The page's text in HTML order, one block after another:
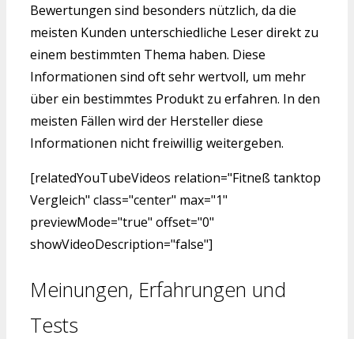
Bewertungen sind besonders nützlich, da die
meisten Kunden unterschiedliche Leser direkt zu
einem bestimmten Thema haben. Diese
Informationen sind oft sehr wertvoll, um mehr
über ein bestimmtes Produkt zu erfahren. In den
meisten Fällen wird der Hersteller diese
Informationen nicht freiwillig weitergeben.
[relatedYouTubeVideos relation="Fitneß tanktop
Vergleich" class="center" max="1"
previewMode="true" offset="0"
showVideoDescription="false"]
Meinungen, Erfahrungen und
Tests